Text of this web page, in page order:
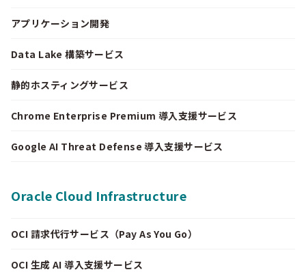
アプリケーション開発
Data Lake 構築サービス
静的ホスティングサービス
Chrome Enterprise Premium 導入支援サービス
Google AI Threat Defense 導入支援サービス
Oracle Cloud Infrastructure
OCI 請求代行サービス（Pay As You Go）
OCI 生成 AI 導入支援サービス